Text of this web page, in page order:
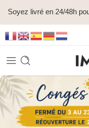
Soyez livré en 24/48h